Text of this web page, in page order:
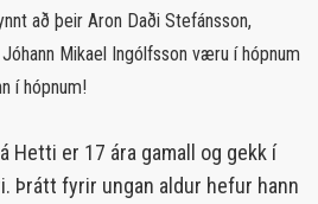
að þeir Aron Daði Stefánsson,
Mikael Ingólfsson væru í hópnum
í hópnum!
Hetti er 17 ára gamall og gekk í
Þrátt fyrir ungan aldur hefur hann